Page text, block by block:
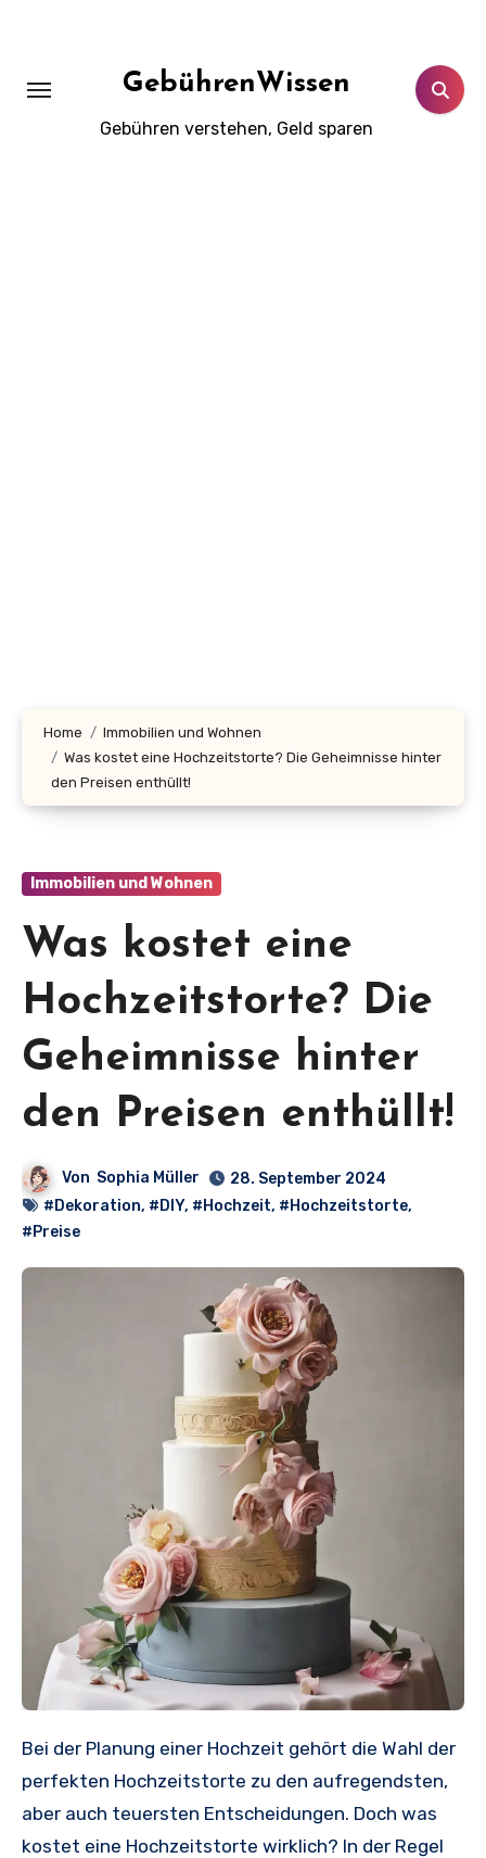
GebührenWissen
Gebühren verstehen, Geld sparen
Home
Immobilien und Wohnen
Was kostet eine Hochzeitstorte? Die Geheimnisse hinter
den Preisen enthüllt!
Immobilien und Wohnen
Was kostet eine
Hochzeitstorte? Die
Geheimnisse hinter
den Preisen enthüllt!
Von Sophia Müller
28. September 2024
#Dekoration, #DIY, #Hochzeit, #Hochzeitstorte,
#Preise
Bei der Planung einer Hochzeit gehört die Wahl der
perfekten Hochzeitstorte zu den aufregendsten,
aber auch teuersten Entscheidungen. Doch was
kostet eine Hochzeitstorte wirklich? In der Regel